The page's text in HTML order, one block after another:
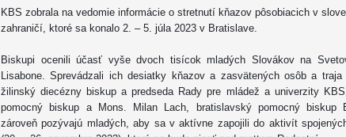
KBS zobrala na vedomie informácie o stretnutí kňazov pôsobiacich v
zahraničí, ktoré sa konalo 2. – 5. júla 2023 v Bratislave.
Biskupi ocenili účasť vyše dvoch tisícok mladých Slovákov na
Lisabone. Sprevádzali ich desiatky kňazov a zasvätených osôb a
žilinský diecézny biskup a predseda Rady pre mládež a univerzity
pomocný biskup a Mons. Milan Lach, bratislavský pomocný biskup
zároveň pozývajú mladých, aby sa v aktívne zapojili do aktivít